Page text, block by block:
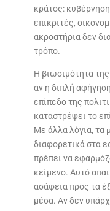
κράτος:
επικριτές,
ακροατήρια δεν
τρόπο.
Η βιωσιμότητα
αν η διπλή
επίπεδο της
καταστρέψει το
Με άλλα λόγια, τα
διαφορετικά στα
πρέπει να
κείμενο. Αυτό
ασάφεια προς τα
μέσα. Αν δεν